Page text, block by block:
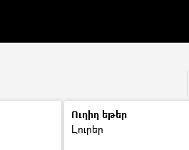
Ուղիղ եթեր
Լուրեր